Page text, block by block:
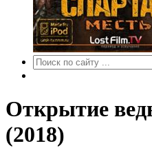
Открытие
(2018)